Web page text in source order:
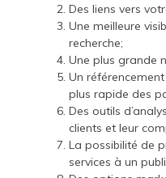
Des liens vers
Une meilleure
recherche;
Une plus grande
Un
plus rapide des
Des outils
clients et leur
La possibilité de
services à un